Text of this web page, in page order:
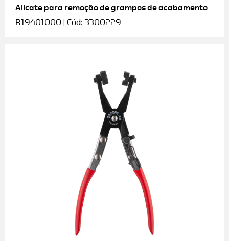
Alicate para remoção de grampos de acabamento
R19401000 | Cód: 3300229